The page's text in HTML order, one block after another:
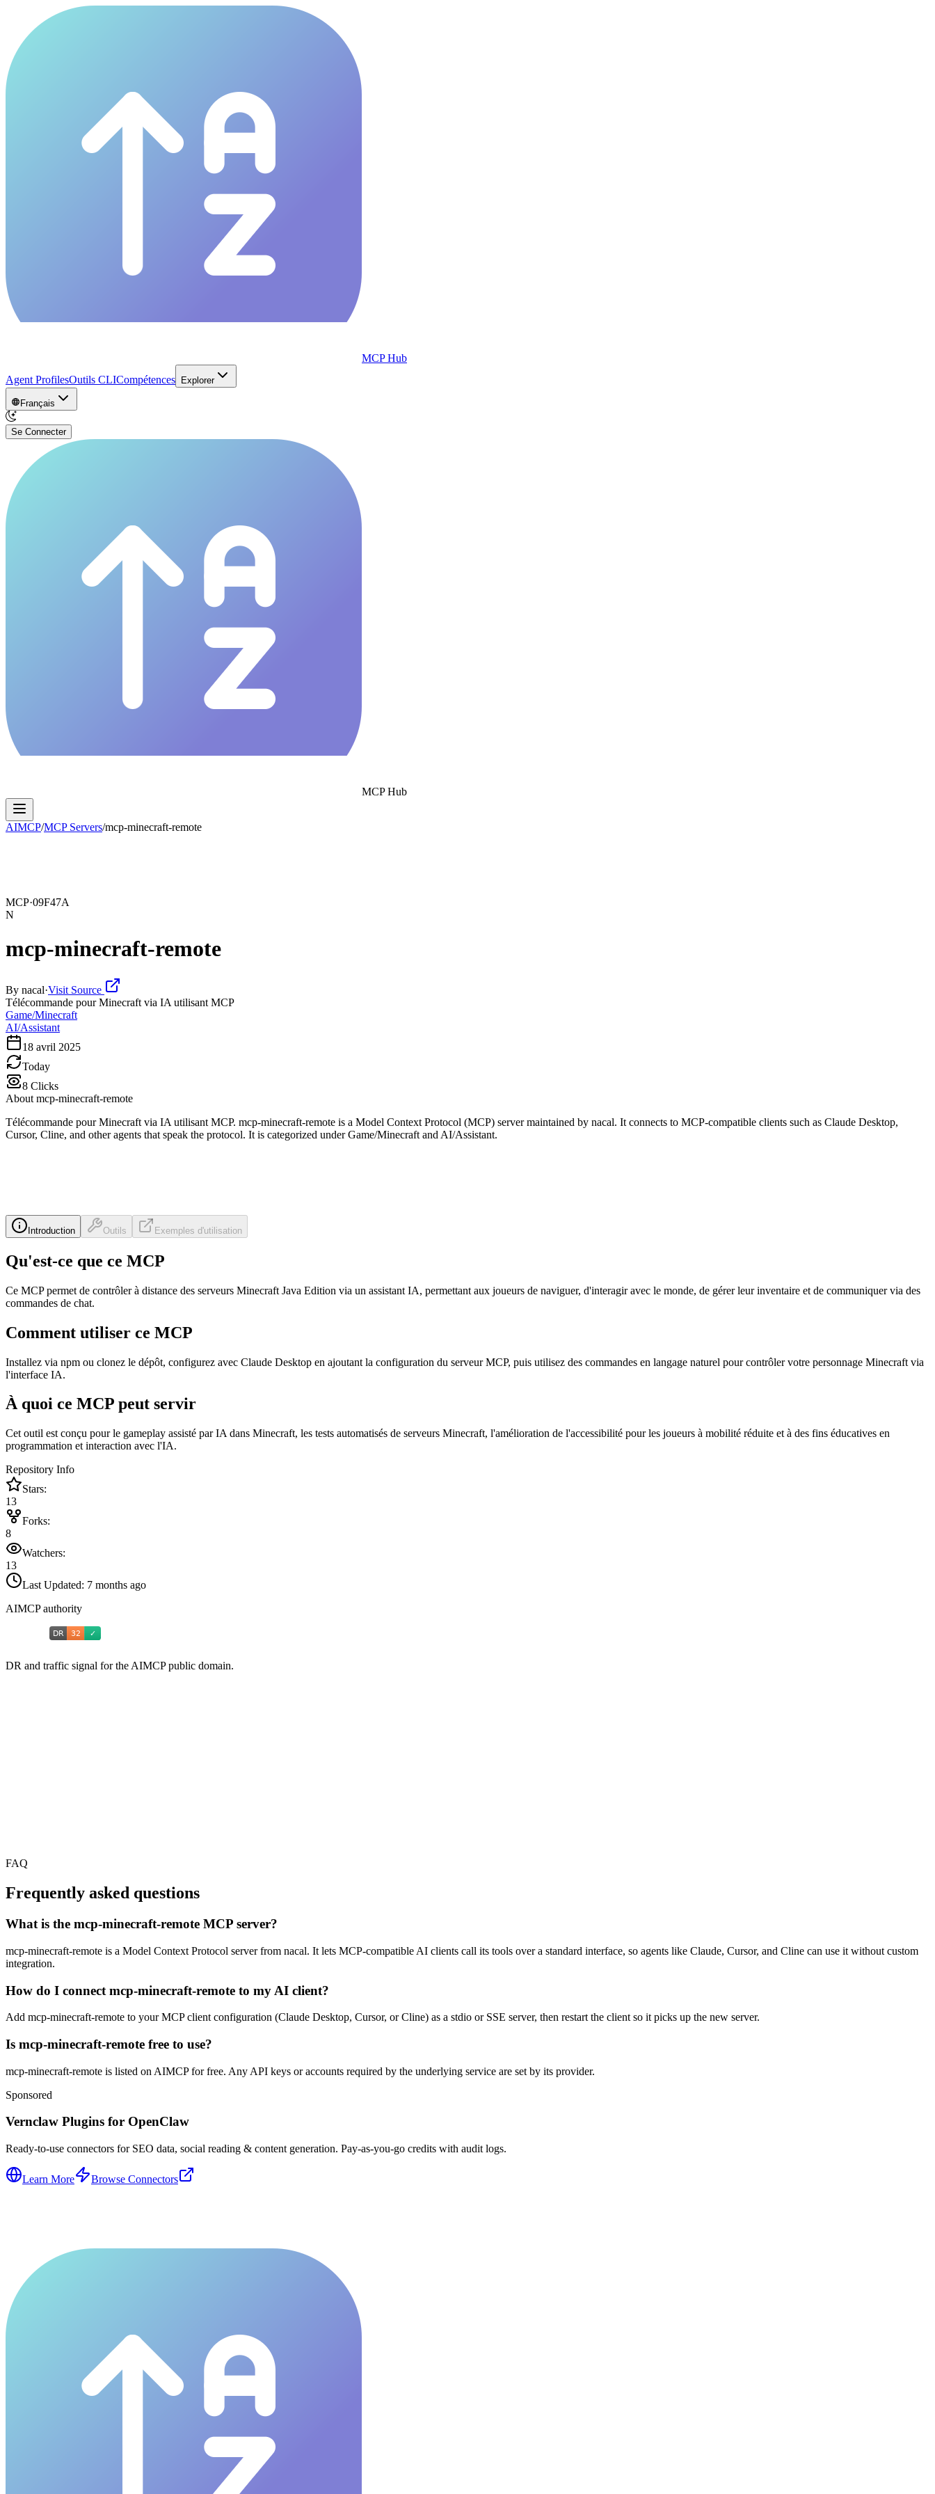
MCP Hub
Agent ProfilesOutils CLICompétences Explorer
Français
Se Connecter
MCP Hub
AIMCP/MCP Servers/mcp-minecraft-remote
MCP·09F47A
N
mcp-minecraft-remote
By nacal·Visit Source
Télécommande pour Minecraft via IA utilisant MCP
Game/Minecraft
AI/Assistant
18 avril 2025
Today
8 Clicks
About mcp-minecraft-remote
Télécommande pour Minecraft via IA utilisant MCP. mcp-minecraft-remote is a Model Context Protocol (MCP) server maintained by nacal. It connects to MCP-compatible clients such as Claude Desktop,
Cursor, Cline, and other agents that speak the protocol. It is categorized under Game/Minecraft and AI/Assistant.
Introduction Outils Exemples d'utilisation
Qu'est-ce que ce MCP
Ce MCP permet de contrôler à distance des serveurs Minecraft Java Edition via un assistant IA, permettant aux joueurs de naviguer, d'interagir avec le monde, de gérer leur inventaire et de communiquer via des
commandes de chat.
Comment utiliser ce MCP
Installez via npm ou clonez le dépôt, configurez avec Claude Desktop en ajoutant la configuration du serveur MCP, puis utilisez des commandes en langage naturel pour contrôler votre personnage Minecraft via
l'interface IA.
À quoi ce MCP peut servir
Cet outil est conçu pour le gameplay assisté par IA dans Minecraft, les tests automatisés de serveurs Minecraft, l'amélioration de l'accessibilité pour les joueurs à mobilité réduite et à des fins éducatives en
programmation et interaction avec l'IA.
Repository Info
Stars:
13
Forks:
8
Watchers:
13
Last Updated: 7 months ago
AIMCP authority
DR and traffic signal for the AIMCP public domain.
FAQ
Frequently asked questions
What is the mcp-minecraft-remote MCP server?
mcp-minecraft-remote is a Model Context Protocol server from nacal. It lets MCP-compatible AI clients call its tools over a standard interface, so agents like Claude, Cursor, and Cline can use it without custom
integration.
How do I connect mcp-minecraft-remote to my AI client?
Add mcp-minecraft-remote to your MCP client configuration (Claude Desktop, Cursor, or Cline) as a stdio or SSE server, then restart the client so it picks up the new server.
Is mcp-minecraft-remote free to use?
mcp-minecraft-remote is listed on AIMCP for free. Any API keys or accounts required by the underlying service are set by its provider.
Sponsored
Vernclaw Plugins for OpenClaw
Ready-to-use connectors for SEO data, social reading & content generation. Pay-as-you-go credits with audit logs.
Learn More Browse Connectors